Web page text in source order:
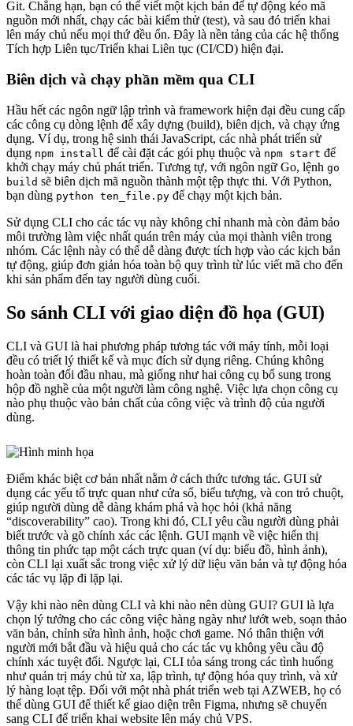
Git. Chẳng hạn, bạn có thể viết một kịch bản để tự động kéo mã
nguồn mới nhất, chạy các bài kiểm thử (test), và sau đó triển khai
lên máy chủ nếu mọi thứ đều ổn. Đây là nền tảng của các hệ thống
Tích hợp Liên tục/Triển khai Liên tục (CI/CD) hiện đại.
Biên dịch và chạy phần mềm qua CLI
Hầu hết các ngôn ngữ lập trình và framework hiện đại đều cung cấp
các công cụ dòng lệnh để xây dựng (build), biên dịch, và chạy ứng
dụng. Ví dụ, trong hệ sinh thái JavaScript, các nhà phát triển sử
dụng npm install để cài đặt các gói phụ thuộc và npm start để
khởi chạy máy chủ phát triển. Tương tự, với ngôn ngữ Go, lệnh go
build sẽ biên dịch mã nguồn thành một tệp thực thi. Với Python,
bạn dùng python ten_file.py để chạy một kịch bản.
Sử dụng CLI cho các tác vụ này không chỉ nhanh mà còn đảm bảo
môi trường làm việc nhất quán trên máy của mọi thành viên trong
nhóm. Các lệnh này có thể dễ dàng được tích hợp vào các kịch bản
tự động, giúp đơn giản hóa toàn bộ quy trình từ lúc viết mã cho đến
khi sản phẩm đến tay người dùng cuối.
So sánh CLI với giao diện đồ họa (GUI)
CLI và GUI là hai phương pháp tương tác với máy tính, mỗi loại
đều có triết lý thiết kế và mục đích sử dụng riêng. Chúng không
hoàn toàn đối đầu nhau, mà giống như hai công cụ bổ sung trong
hộp đồ nghề của một người làm công nghệ. Việc lựa chọn công cụ
nào phụ thuộc vào bản chất của công việc và trình độ của người
dùng.
Điểm khác biệt cơ bản nhất nằm ở cách thức tương tác. GUI sử
dụng các yếu tố trực quan như cửa sổ, biểu tượng, và con trỏ chuột,
giúp người dùng dễ dàng khám phá và học hỏi (khả năng
“discoverability” cao). Trong khi đó, CLI yêu cầu người dùng phải
biết trước và gõ chính xác các lệnh. GUI mạnh về việc hiển thị
thông tin phức tạp một cách trực quan (ví dụ: biểu đồ, hình ảnh),
còn CLI lại xuất sắc trong việc xử lý dữ liệu văn bản và tự động hóa
các tác vụ lặp đi lặp lại.
Vậy khi nào nên dùng CLI và khi nào nên dùng GUI? GUI là lựa
chọn lý tưởng cho các công việc hàng ngày như lướt web, soạn thảo
văn bản, chỉnh sửa hình ảnh, hoặc chơi game. Nó thân thiện với
người mới bắt đầu và hiệu quả cho các tác vụ không yêu cầu độ
chính xác tuyệt đối. Ngược lại, CLI tỏa sáng trong các tình huống
như quản trị máy chủ từ xa, lập trình, tự động hóa quy trình, và xử
lý hàng loạt tệp. Đối với một nhà phát triển web tại AZWEB, họ có
thể dùng GUI để thiết kế giao diện trên Figma, nhưng sẽ chuyển
sang CLI để triển khai website lên máy chủ VPS.